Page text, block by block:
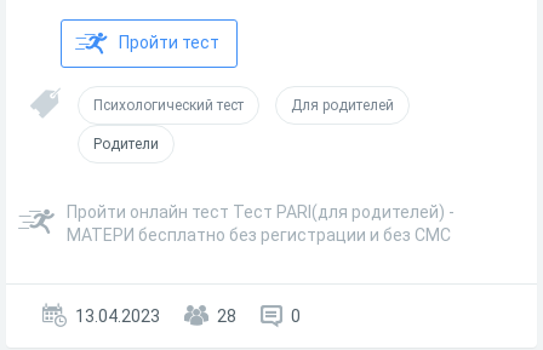
Пройти тест
Психологический тест Для родителей
Родители
Пройти онлайн тест Тест PARI(для родителей) -
МАТЕРИ бесплатно без регистрации и без СМС
13.04.2023 28 0